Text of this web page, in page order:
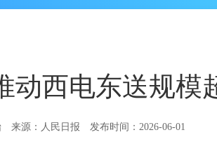
动西电东送规模
来源：人民日报 发布时间：2026-06-01